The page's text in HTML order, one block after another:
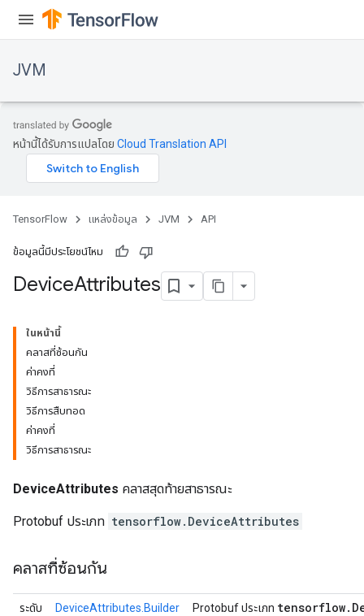
JVM
หน้านี้ได้รับการแปลโดย Cloud Translation API
TensorFlow แหล่งข้อมูล JVM API
ข้อมูลนี้มีประโยชน์ไหม
DeviceAttributes
ในหน้านี้
คลาสที่ซ้อนกัน
ค่าคงที่
วิธีการสาธารณะ
วิธีการสืบทอด
ค่าคงที่
วิธีการสาธารณะ
DeviceAttributes คลาสสุดท้ายสาธารณะ
Protobuf ประเภท tensorflow.DeviceAttributes
คลาสที่ซ้อนกัน
ระดับ DeviceAttributes.Builder Protobuf ประเภท tensorflow.